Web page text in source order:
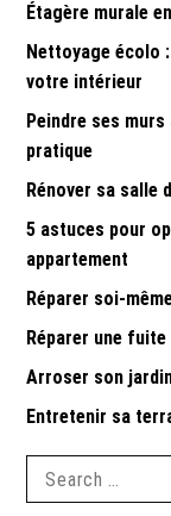
Étagère murale
Nettoyage écolo
votre intérieur
Peindre ses
pratique
Rénover sa salle
5 astuces pour
appartement
Réparer soi-
Réparer une
Arroser son
Entretenir sa
Search